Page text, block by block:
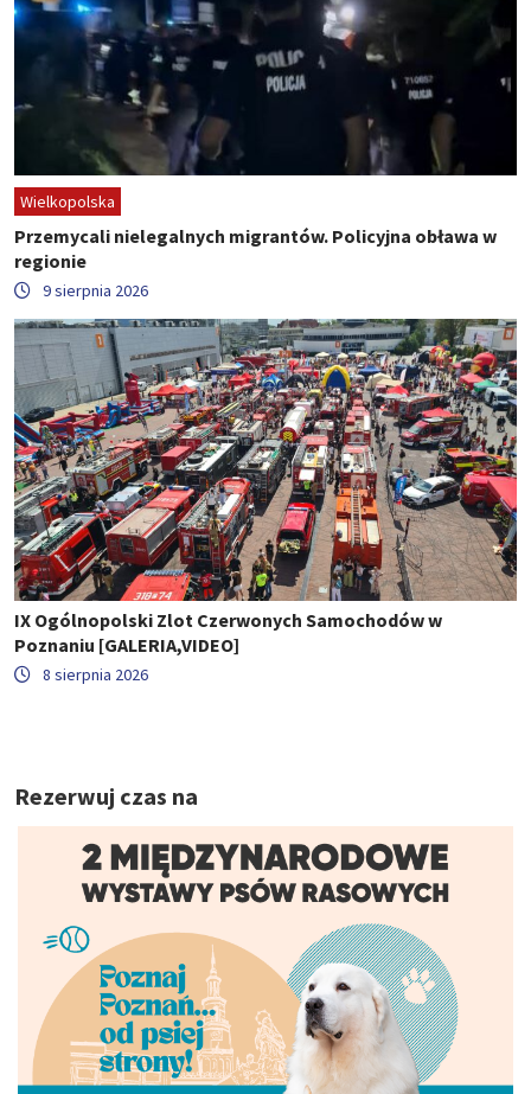
Wielkopolska
Przemycali nielegalnych migrantów. Policyjna obława w
regionie
9 sierpnia 2026
IX Ogólnopolski Zlot Czerwonych Samochodów w
Poznaniu [GALERIA,VIDEO]
8 sierpnia 2026
Rezerwuj czas na